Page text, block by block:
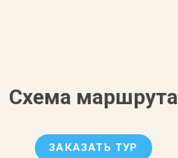
Схема маршрута
ЗАКАЗАТЬ ТУР